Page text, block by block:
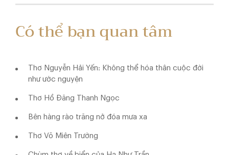
Có thể bạn quan tâm
Thơ Nguyễn Hải Yến: Không thể hóa thân cuộc đời
như ước nguyện
Thơ Hồ Đăng Thanh Ngọc
Bên hàng rào trăng nở đóa mưa xa
Thơ Võ Miên Trường